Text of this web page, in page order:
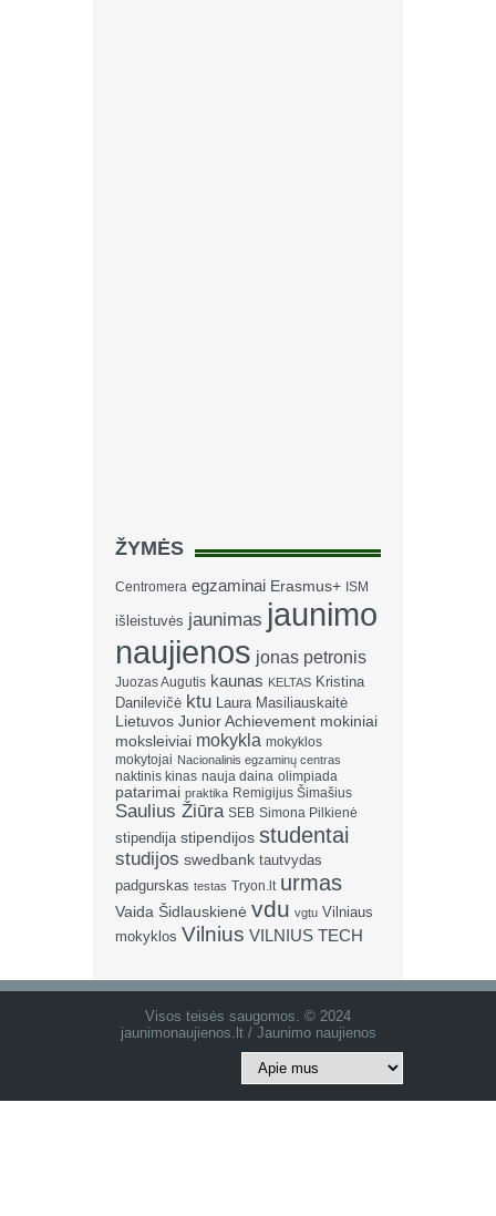
ŽYMĖS
Centromera egzaminai Erasmus+ ISM
išleistuvės jaunimas jaunimo
naujienos jonas petronis
Juozas Augutis kaunas KELTAS Kristina
Danilevičė ktu Laura Masiliauskaitė
Lietuvos Junior Achievement mokiniai
moksleiviai mokykla mokyklos
mokytojai Nacionalinis egzaminų centras
naktinis kinas nauja daina olimpiada
patarimai praktika Remigijus Šimašius
Saulius Žiūra SEB Simona Pilkienė
stipendija stipendijos studentai
studijos swedbank tautvydas
padgurskas testas Tryon.lt urmas
Vaida Šidlauskienė vdu vgtu Vilniaus
mokyklos Vilnius VILNIUS TECH
Visos teisės saugomos. © 2024
jaunimonaujienos.lt / Jaunimo naujienos